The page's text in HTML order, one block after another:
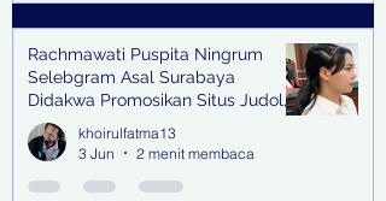
Rachmawati Puspita Ningrum
Selebgram Asal Surabaya
Didakwa Promosikan Situs Judol,
Raup Rp2 Juta dari Tiga Kali
Endorse
khoirulfatma13
3 Jun
2 menit membaca